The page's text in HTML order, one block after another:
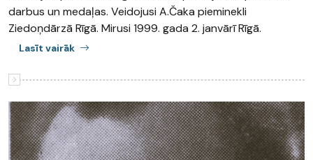
darbus un medaļas. Veidojusi A.Čaka pieminekli
Ziedoņdārzā Rīgā. Mirusi 1999. gada 2. janvārī Rīgā.
Lasīt vairāk